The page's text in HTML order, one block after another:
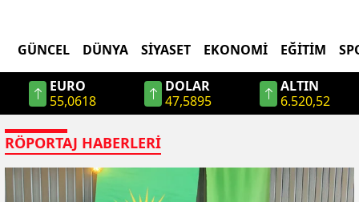
GÜNCEL DÜNYA SİYASET EKONOMİ EĞİTİM
EURO
55,0618
DOLAR
47,5895
ALTIN
6.520,52
RÖPORTAJ HABERLERI